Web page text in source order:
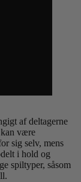
af deltagerne
være
sig selv, mens
i hold og
spiltyper, såsom